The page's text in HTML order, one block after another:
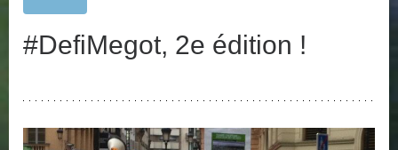
#DefiMegot, 2e édition !